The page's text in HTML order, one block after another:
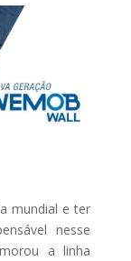
mundial e ter
nesse
a linha